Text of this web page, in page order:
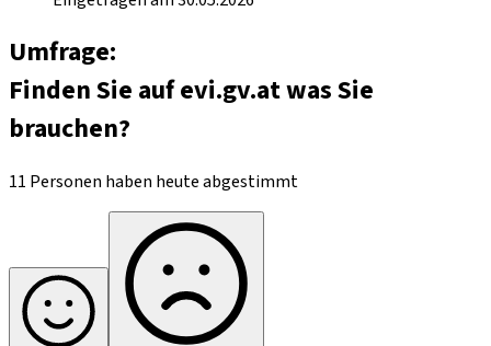
Umfrage:
Finden Sie auf evi.gv.at was Sie
brauchen?
11 Personen haben heute abgestimmt